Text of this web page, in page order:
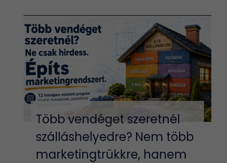
Több vendéget szeretnél
szálláshelyedre? Nem több
marketingtrükkre, hanem